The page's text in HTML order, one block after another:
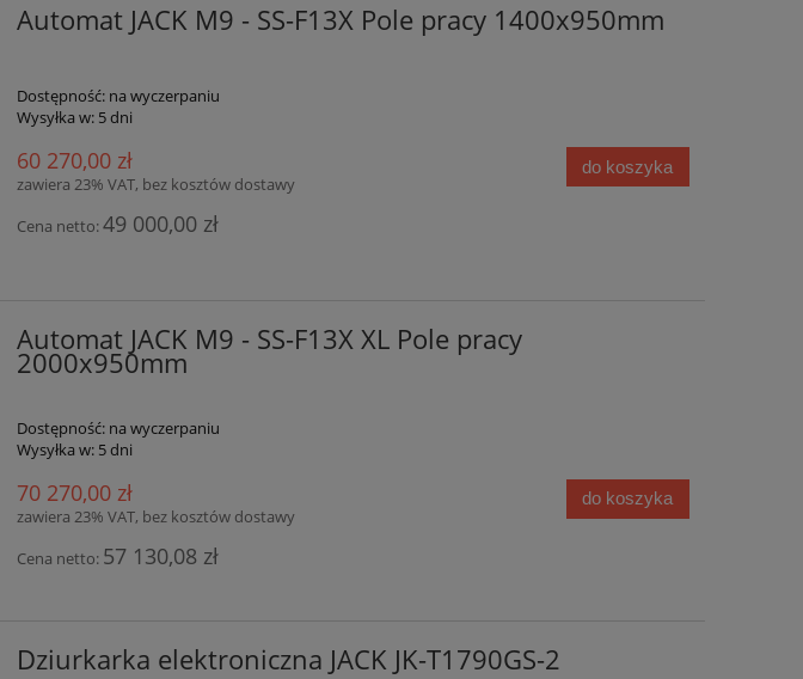
Automat JACK M9 - SS-F13X Pole pracy 1400x950mm
Dostępność: na wyczerpaniu
Wysyłka w: 5 dni
60 270,00 zł
zawiera 23% VAT, bez kosztów dostawy
Cena netto:49 000,00 zł
do koszyka
Automat JACK M9 - SS-F13X XL Pole pracy
2000x950mm
Dostępność: na wyczerpaniu
Wysyłka w: 5 dni
70 270,00 zł
zawiera 23% VAT, bez kosztów dostawy
Cena netto: 57 130,08 zł
do koszyka
Dziurkarka elektroniczna JACK JK-T1790GS-2